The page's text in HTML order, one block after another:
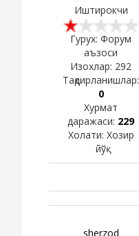
Иштирокчи
Гурух: Форум
аъзоси
Изохлар: 292
Тақдирланишлар:
0
Хурмат
даражаси: 229
Холати: Хозир
йўқ
sherzod